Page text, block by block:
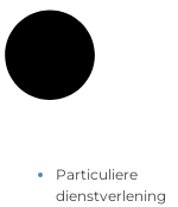
Particuliere
dienstverlening